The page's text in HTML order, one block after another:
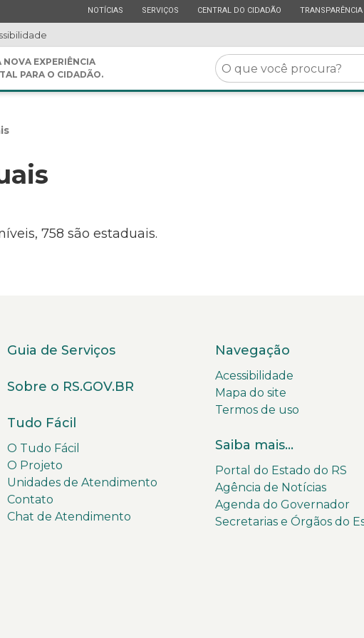
ESTADO
NOTÍCIAS ESTADO
SERVIÇOS ESTADO
CENTRAL DO CIDADÃO ESTADO
TRANSPARÊNCIA
NOVA EXPERIÊNCIA
PARA O CIDADÃO.
O
que
você
758 são estaduais.
Guia de Serviços
Sobre o RS.GOV.BR
Tudo Fácil
O Tudo Fácil
O Projeto
Unidades de Atendimento
Contato
Chat de Atendimento
Navegação
Acessibilidade
Mapa do site
Termos de uso
Saiba mais...
Portal do Estado do RS
Agência de Notícias
Agenda do Governador
Secretarias e Órgãos do